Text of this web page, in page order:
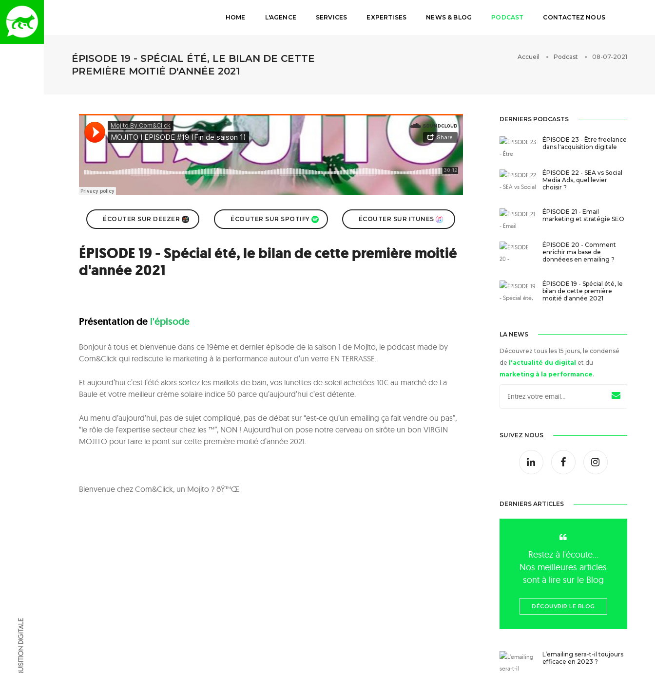
HOME L'AGENCE SERVICES EXPERTISES NEWS & BLOG PODCAST CONTACTEZ NOUS
ÉPISODE 19 - SPÉCIAL ÉTÉ, LE BILAN DE CETTE
PREMIÈRE MOITIÉ D'ANNÉE 2021
Accueil Podcast 08-07-2021
ÉCOUTER SUR DEEZER ÉCOUTER SUR SPOTIFY ÉCOUTER SUR ITUNES
ÉPISODE 19 - Spécial été, le bilan de cette première moitié
d'année 2021
Présentation de l'épisode
Bonjour à tous et bienvenue dans ce 19ème et dernier épisode de la saison 1 de Mojito, le podcast made by
Com&Click qui rediscute le marketing à la performance autour d’un verre EN TERRASSE.
Et aujourd’hui c’est l’été alors sortez les maillots de bain, vos lunettes de soleil achetées 10€ au marché de La
Baule et votre meilleur crème solaire indice 50 parce qu’aujourd’hui c’est détente.
Au menu d’aujourd’hui, pas de sujet compliqué, pas de débat sur “est-ce qu’un emailing ça fait vendre ou pas”,
“le rôle de l’expertise secteur chez les ™”, NON ! Aujourd’hui on pose notre cerveau on sirôte un bon VIRGIN
MOJITO pour faire le point sur cette première moitié d’année 2021.
Bienvenue chez Com&Click, un Mojito ? ðŸ™Œ
DERNIERS PODCASTS
ÉPISODE 23 - Être freelance
dans l'acquisition digitale
ÉPISODE 22 - SEA vs Social
Media Ads, quel levier
choisir ?
ÉPISODE 21 - Email
marketing et stratégie SEO
ÉPISODE 20 - Comment
enrichir ma base de
donnéees en emailing ?
ÉPISODE 19 - Spécial été, le
bilan de cette première
moitié d'année 2021
LA NEWS
Découvrez tous les 15 jours, le condensé
de l'actualité du digital et du
marketing à la performance.
SUIVEZ NOUS
DERNIERS ARTICLES
Restez à l'écoute...
Nos meilleures articles
sont à lire sur le Blog
DÉCOUVRIR LE BLOG
L’emailing sera-t-il toujours
efficace en 2023 ?